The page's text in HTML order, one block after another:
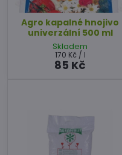
Agro kapalné hnojivo
univerzální 500 ml
Skladem
85 Kč
170 Kč / l